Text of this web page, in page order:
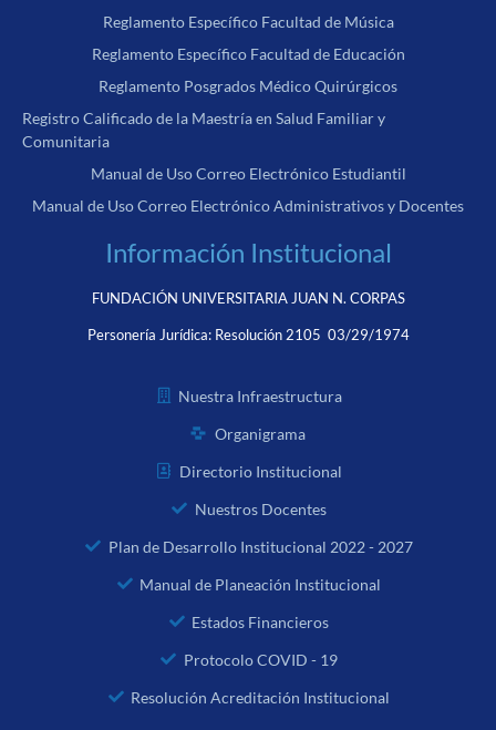
Reglamento Específico Facultad de Música
Reglamento Específico Facultad de Educación
Reglamento Posgrados Médico Quirúrgicos
Registro Calificado de la Maestría en Salud Familiar y
Comunitaria
Manual de Uso Correo Electrónico Estudiantil
Manual de Uso Correo Electrónico Administrativos y Docentes
Información Institucional
FUNDACIÓN UNIVERSITARIA JUAN N. CORPAS
Personería Jurídica: Resolución 2105 03/29/1974
Nuestra Infraestructura
Organigrama
Directorio Institucional
Nuestros Docentes
Plan de Desarrollo Institucional 2022 - 2027
Manual de Planeación Institucional
Estados Financieros
Protocolo COVID - 19
Resolución Acreditación Institucional